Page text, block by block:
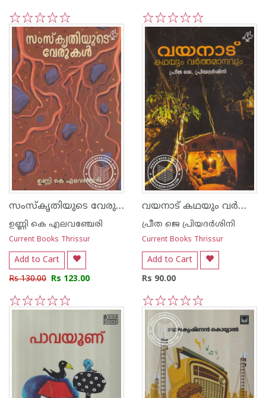
5
4
3
2
1 5
4
3
2
1
സംസ്കൃതിയുടെ വേരുകള്‍
ഉണ്ണി കെ എലവഞ്ചേരി
Current Books Thrissur
Add to Cart
Rs 130.00 Rs 123.00
5
4
3
2
1
വയനാട് കഥയും വര്‍ത്തമാനവും
പ്രീത ജെ പ്രിയദര്‍ശിനി
Current Books Thrissur
Add to Cart
Rs 90.00
5
4
3
2
1